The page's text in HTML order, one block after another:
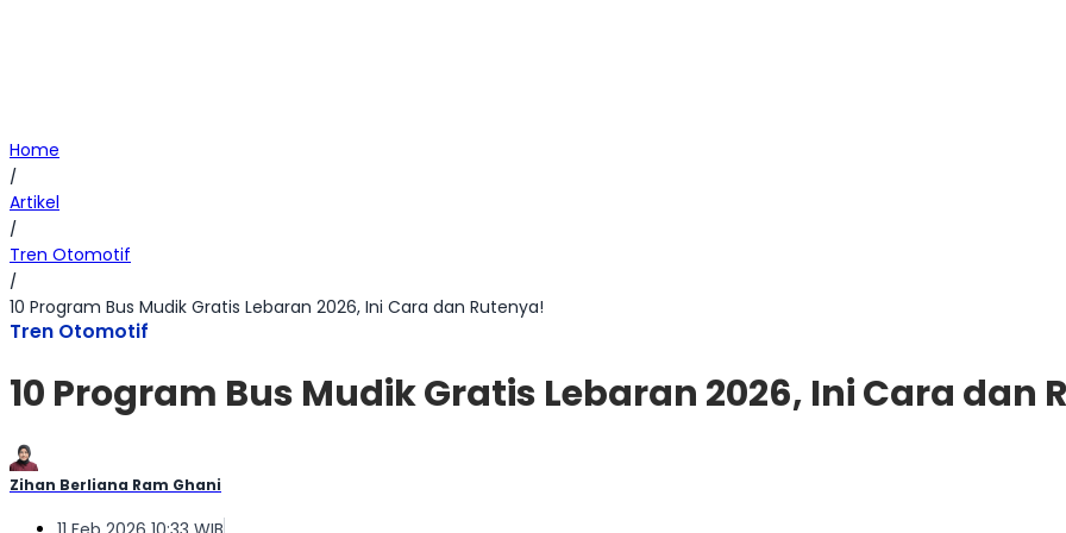
Home
/
Artikel
/
Tren Otomotif
/
10 Program Bus Mudik Gratis Lebaran 2026, Ini Cara dan Rutenya!
Tren Otomotif
10 Program Bus Mudik Gratis Lebaran 2026, Ini Cara dan
Zihan Berliana Ram Ghani